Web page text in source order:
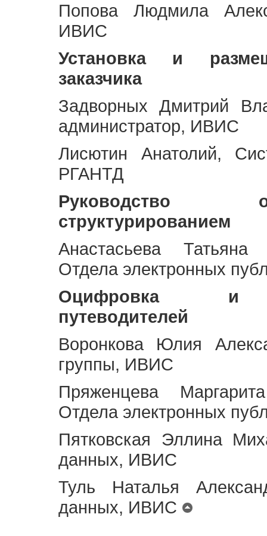
Попова Людмила
ИВИС
Установка и
заказчика
Задворных Дмитрий
администратор, ИВИС
Лисютин Анатолий,
РГАНТД
Руководство
структурированием
Анастасьева Татьяна
Отдела электронных
Оцифровка и
путеводителей
Воронкова Юлия
группы, ИВИС
Пряженцева
Отдела электронных
Пятковская Эллина
данных, ИВИС
Туль Наталья
данных, ИВИС